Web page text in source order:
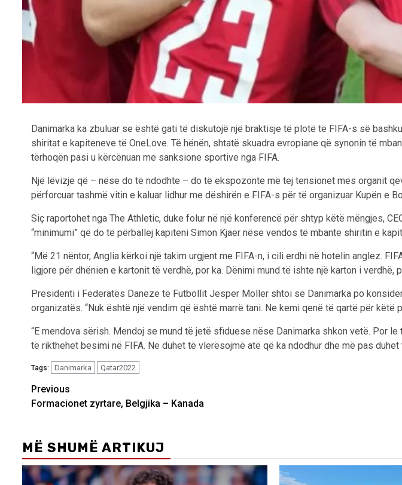
Danimarka ka zbuluar se është gati të diskutojë një braktisje të plotë të FIFA-s së
shiritat e kapiteneve të OneLove. Të hënën, shtatë skuadra evropiane që synonin të
tërhoqën pasi u kërcënuan me sanksione sportive nga FIFA.
Një lëvizje që – nëse do të ndodhte – do të ekspozonte më tej tensionet mes organit
përforcuar tashmë vitin e kaluar lidhur me dëshirën e FIFA-s për të organizuar Kupën e
Siç raportohet nga The Athletic, duke folur në një konferencë për shtyp këtë mëngjes,
“minimumi” që do të përballej kapiteni Simon Kjaer nëse vendos të mbante shiritin e
“Më 21 nëntor, Anglia kërkoi një takim urgjent me FIFA-n, i cili erdhi në hotelin anglez.
ligjore për dhënien e kartonit të verdhë, por ka. Dënimi mund të ishte një karton i
Presidenti i Federatës Daneze të Futbollit Jesper Moller shtoi se Danimarka po
organizatës. “Nuk është një vendim që është marrë tani. Ne kemi qenë të qartë për
“E mendova sërish. Mendoj se mund të jetë sfiduese nëse Danimarka shkon vetë. Por
të rikthehet besimi në FIFA. Ne duhet të vlerësojmë atë që ka ndodhur dhe më pas
Tags: Danimarka Qatar2022
Post
navigation
Previous
Formacionet zyrtare, Belgjika – Kanada
MË SHUMË ARTIKUJ